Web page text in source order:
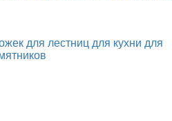
для лестниц для кухни для